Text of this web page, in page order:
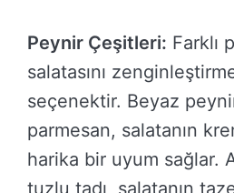
Peynir Çeşitleri: Farklı
salatasını
seçenektir. Beyaz
parmesan, salatanın
harika bir uyum sağlar.